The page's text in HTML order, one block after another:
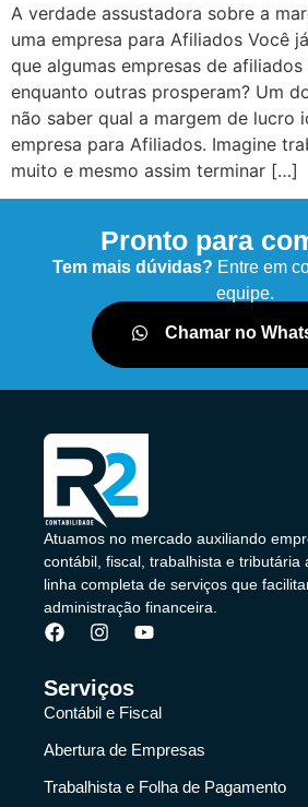
A verdade assustadora sobre a
uma empresa para Afiliados Você
que algumas empresas de
enquanto outras prosperam? Um
não saber qual a margem de lucro
empresa para Afiliados. Imagine
muito e mesmo assim terminar […]
Pronto para
Tem mais dúvidas? Entre em
equipe.
Chamar no
Atuamos no mercado auxiliando
contábil, fiscal, trabalhista e tributária
linha completa de serviços que
administração financeira.
Serviços
Contábil e Fiscal
Abertura de Empresas
Trabalhista e Folha de Pagamento